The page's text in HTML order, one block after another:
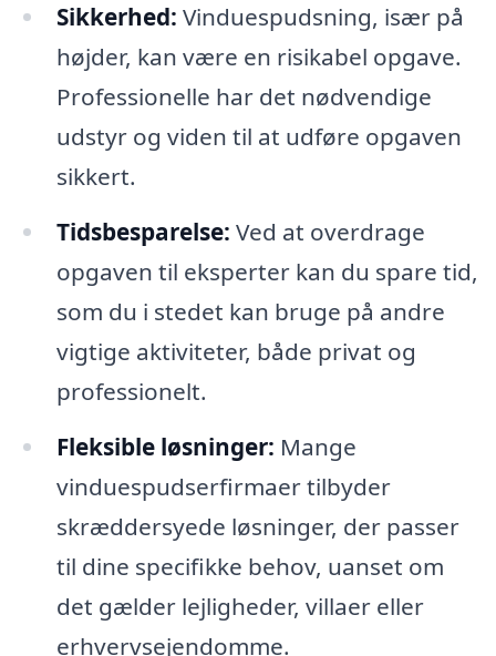
Sikkerhed: Vinduespudsning, især på
højder, kan være en risikabel opgave.
Professionelle har det nødvendige
udstyr og viden til at udføre opgaven
sikkert.
Tidsbesparelse: Ved at overdrage
opgaven til eksperter kan du spare tid,
som du i stedet kan bruge på andre
vigtige aktiviteter, både privat og
professionelt.
Fleksible løsninger: Mange
vinduespudserfirmaer tilbyder
skræddersyede løsninger, der passer
til dine specifikke behov, uanset om
det gælder lejligheder, villaer eller
erhvervsejendomme.